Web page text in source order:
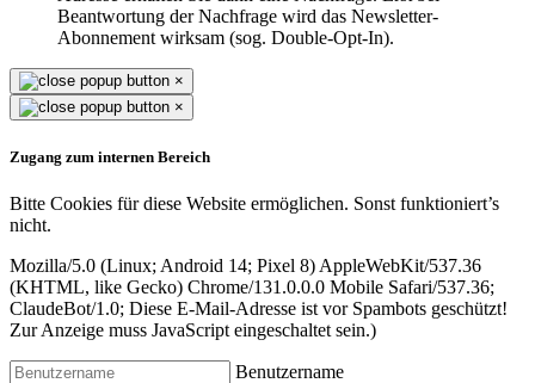
Beantwortung der Nachfrage wird das Newsletter-
Abonnement wirksam (sog. Double-Opt-In).
×
×
Zugang zum internen Bereich
Bitte Cookies für diese Website ermöglichen. Sonst funktioniert’s
nicht.
Mozilla/5.0 (Linux; Android 14; Pixel 8) AppleWebKit/537.36
(KHTML, like Gecko) Chrome/131.0.0.0 Mobile Safari/537.36;
ClaudeBot/1.0; Diese E-Mail-Adresse ist vor Spambots geschützt!
Zur Anzeige muss JavaScript eingeschaltet sein.)
Benutzername